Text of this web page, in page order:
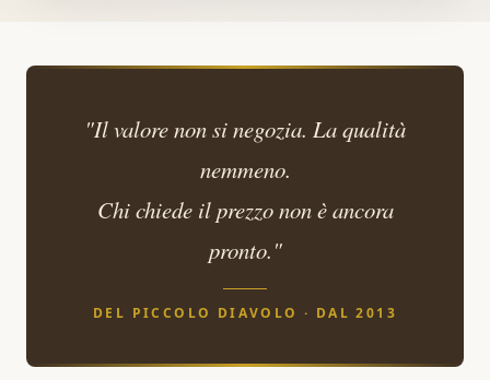
"Il valore non si negozia. La qualità
nemmeno.
Chi chiede il prezzo non è ancora
pronto."
DEL PICCOLO DIAVOLO · DAL 2013